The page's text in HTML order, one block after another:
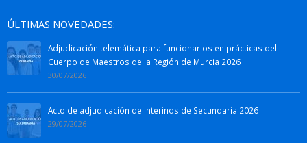
ÚLTIMAS NOVEDADES:
Adjudicación telemática para funcionarios en prácticas del
Cuerpo de Maestros de la Región de Murcia 2026
30/07/2026
Acto de adjudicación de interinos de Secundaria 2026
29/07/2026